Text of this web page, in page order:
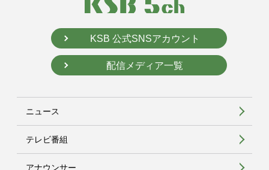
KSB 公式SNSアカウント
配信メディア一覧
ニュース
テレビ番組
アナウンサー